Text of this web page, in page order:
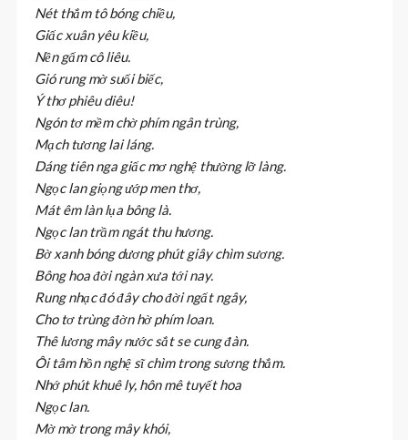
Nét thắm tô bóng chiều,
Giấc xuân yêu kiều,
Nền gấm cô liêu.
Gió rung mờ suối biếc,
Ý thơ phiêu diêu!
Ngón tơ mềm chờ phím ngân trùng,
Mạch tương lai láng.
Dáng tiên nga giấc mơ nghệ thường lỡ làng.
Ngọc lan giọng ướp men thơ,
Mát êm làn lụa bông là.
Ngọc lan trầm ngát thu hương.
Bờ xanh bóng dương phút giây chìm sương.
Bông hoa đời ngàn xưa tới nay.
Rung nhạc đó đây cho đời ngất ngây,
Cho tơ trùng đờn hờ phím loan.
Thê lương mây nước sắt se cung đàn.
Ôi tâm hồn nghệ sĩ chìm trong sương thắm.
Nhớ phút khuê ly, hôn mê tuyết hoa
Ngọc lan.
Mờ mờ trong mây khói,